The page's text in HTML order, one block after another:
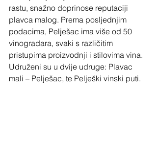
rastu, snažno doprinose reputaciji
plavca malog. Prema posljednjim
podacima, Pelješac ima više od 50
vinogradara, svaki s različitim
pristupima proizvodnji i stilovima vina.
Udruženi su u dvije udruge: Plavac
mali – Pelješac, te Pelješki vinski puti.